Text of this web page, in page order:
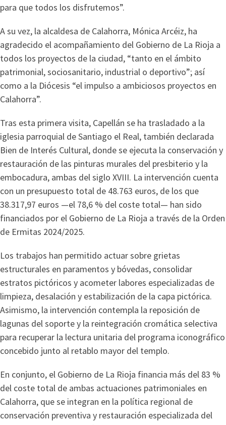
para que todos los disfrutemos”.
A su vez, la alcaldesa de Calahorra, Mónica Arcéiz, ha
agradecido el acompañamiento del Gobierno de La Rioja a
todos los proyectos de la ciudad, “tanto en el ámbito
patrimonial, sociosanitario, industrial o deportivo”; así
como a la Diócesis “el impulso a ambiciosos proyectos en
Calahorra”.
Tras esta primera visita, Capellán se ha trasladado a la
iglesia parroquial de Santiago el Real, también declarada
Bien de Interés Cultural, donde se ejecuta la conservación y
restauración de las pinturas murales del presbiterio y la
embocadura, ambas del siglo XVIII. La intervención cuenta
con un presupuesto total de 48.763 euros, de los que
38.317,97 euros —el 78,6 % del coste total— han sido
financiados por el Gobierno de La Rioja a través de la Orden
de Ermitas 2024/2025.
Los trabajos han permitido actuar sobre grietas
estructurales en paramentos y bóvedas, consolidar
estratos pictóricos y acometer labores especializadas de
limpieza, desalación y estabilización de la capa pictórica.
Asimismo, la intervención contempla la reposición de
lagunas del soporte y la reintegración cromática selectiva
para recuperar la lectura unitaria del programa iconográfico
concebido junto al retablo mayor del templo.
En conjunto, el Gobierno de La Rioja financia más del 83 %
del coste total de ambas actuaciones patrimoniales en
Calahorra, que se integran en la política regional de
conservación preventiva y restauración especializada del